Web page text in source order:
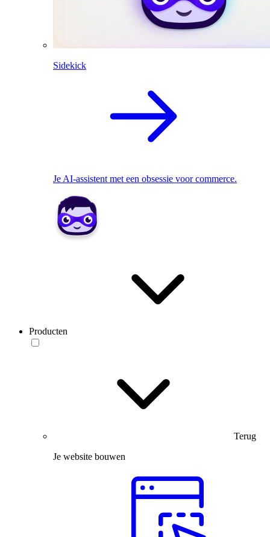
Sidekick
Je AI-assistent met een obsessie voor commerce.
Producten
Terug
Je website bouwen